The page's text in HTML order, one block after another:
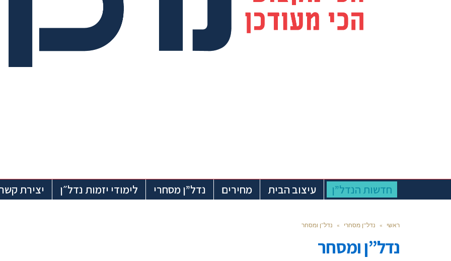
חדשות הנדל”ן עיצוב הבית מחירים נדל”ן מסחרי לימודי יזמות נדל״ן יצירת קשר
ראשי » נדל''ן מסחרי » נדל”ן ומסחר
נדל”ן ומסחר